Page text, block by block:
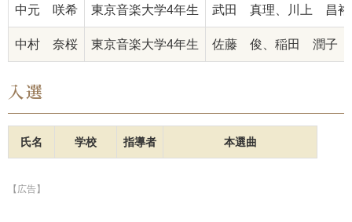
中元 咲希 東京音楽大学4年生 武田 真理、川上 昌裕
中村 奈桜 東京音楽大学4年生 佐藤 俊、稲田 潤子
入選
氏名 学校 指導者 本選曲